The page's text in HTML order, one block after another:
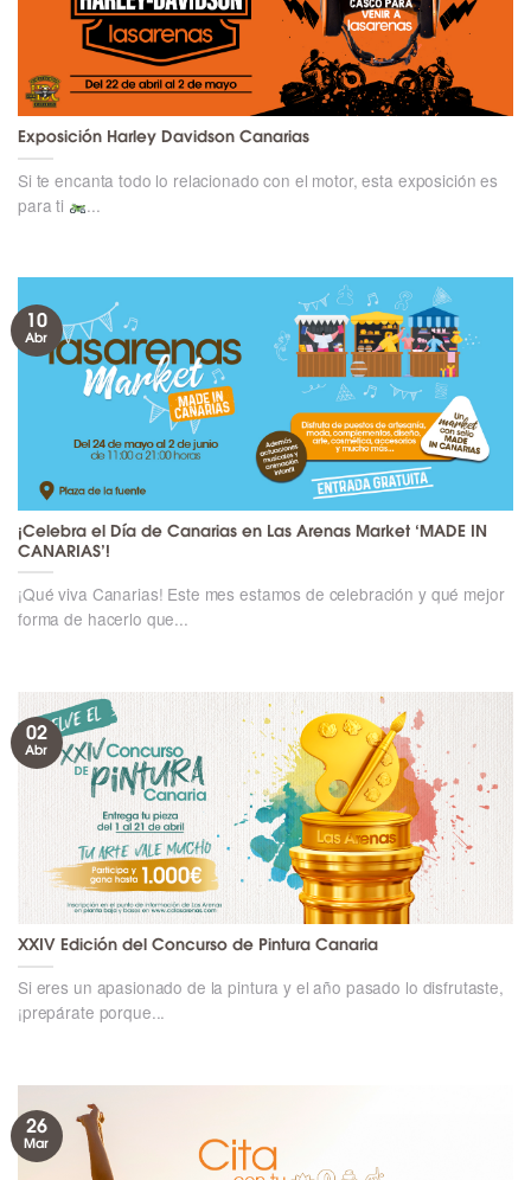
Exposición Harley Davidson Canarias
Si te encanta todo lo relacionado con el motor, esta exposición es
para ti
​...
¡Celebra el Día de Canarias en Las Arenas Market ‘MADE IN
CANARIAS’!
¡Qué viva Canarias! Este mes estamos de celebración y qué mejor
forma de hacerlo que...
10
Abr
XXIV Edición del Concurso de Pintura Canaria
Si eres un apasionado de la pintura y el año pasado lo disfrutaste,
¡prepárate porque...
02
Abr
26
Mar